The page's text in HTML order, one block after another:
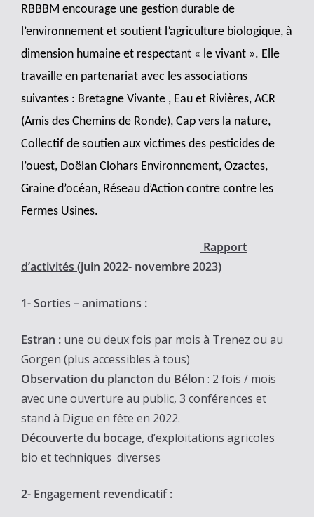
RBBBM encourage une gestion durable de
l’environnement et soutient l’agriculture biologique, à
dimension humaine et respectant « le vivant ». Elle
travaille en partenariat avec les associations
suivantes : Bretagne Vivante , Eau et Rivières, ACR
(Amis des Chemins de Ronde), Cap vers la nature,
Collectif de soutien aux victimes des pesticides de
l’ouest, Doëlan Clohars Environnement, Ozactes,
Graine d’océan, Réseau d’Action contre contre les
Fermes Usines.
Rapport
d’activités (juin 2022- novembre 2023)
1- Sorties – animations :
Estran : une ou deux fois par mois à Trenez ou au
Gorgen (plus accessibles à tous)
Observation du plancton du Bélon : 2 fois / mois
avec une ouverture au public, 3 conférences et
stand à Digue en fête en 2022.
Découverte du bocage, d’exploitations agricoles
bio et techniques diverses
2- Engagement revendicatif :